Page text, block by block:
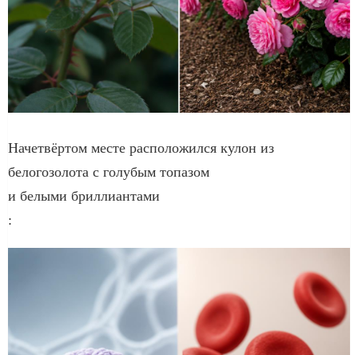
Начетвёртом месте расположился кулон из
белогозолота с голубым топазом
и белыми бриллиантами
: